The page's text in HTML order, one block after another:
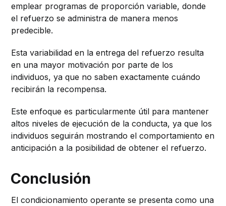
emplear programas de proporción variable, donde
el refuerzo se administra de manera menos
predecible.
Esta variabilidad en la entrega del refuerzo resulta
en una mayor motivación por parte de los
individuos, ya que no saben exactamente cuándo
recibirán la recompensa.
Este enfoque es particularmente útil para mantener
altos niveles de ejecución de la conducta, ya que los
individuos seguirán mostrando el comportamiento en
anticipación a la posibilidad de obtener el refuerzo.
Conclusión
El condicionamiento operante se presenta como una